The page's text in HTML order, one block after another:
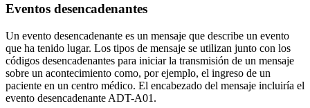
Eventos desencadenantes
Un evento desencadenante es un mensaje que describe un evento
que ha tenido lugar. Los tipos de mensaje se utilizan junto con los
códigos desencadenantes para iniciar la transmisión de un mensaje
sobre un acontecimiento como, por ejemplo, el ingreso de un
paciente en un centro médico. El encabezado del mensaje incluiría el
evento desencadenante ADT-A01.